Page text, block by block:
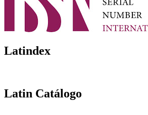
Latindex
Latin Catálogo